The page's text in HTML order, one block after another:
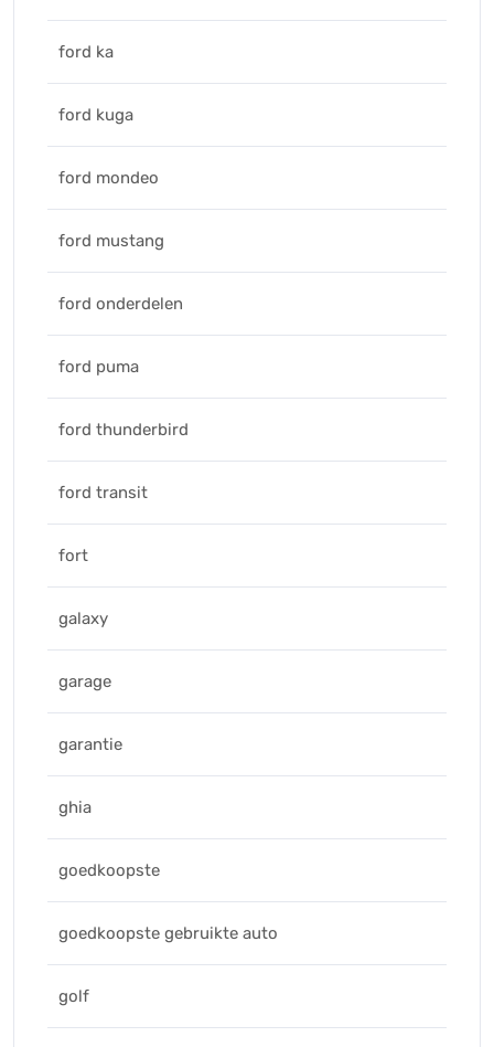
ford ka
ford kuga
ford mondeo
ford mustang
ford onderdelen
ford puma
ford thunderbird
ford transit
fort
galaxy
garage
garantie
ghia
goedkoopste
goedkoopste gebruikte auto
golf